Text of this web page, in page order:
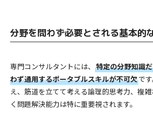
分野を問わず必要とされる基本的
専門コンサルタントには、 特定の分野知識
わず通用するポータブルスキルが不可欠で
え、筋道を立てて考える論理的思考力、複
く問題解決能力は特に重要視されます。